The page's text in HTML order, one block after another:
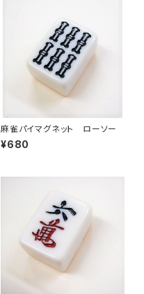
麻雀パイマグネット ローソー
¥680